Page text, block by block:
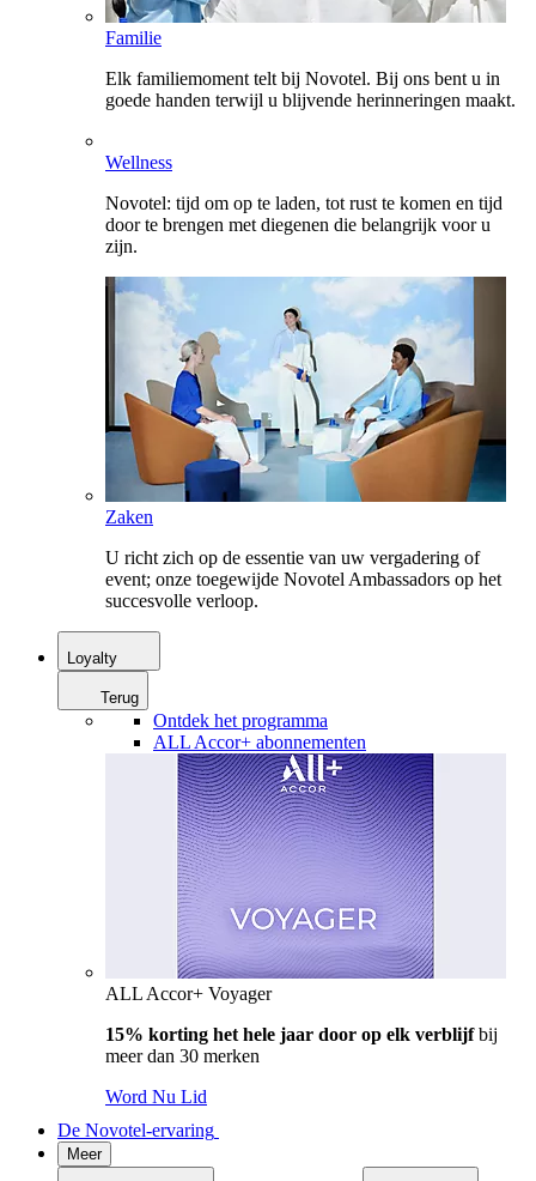
Familie
Elk familiemoment telt bij Novotel. Bij ons bent u in
goede handen terwijl u blijvende herinneringen maakt.
Wellness
Novotel: tijd om op te laden, tot rust te komen en tijd
door te brengen met diegenen die belangrijk voor u
zijn.
Zaken
U richt zich op de essentie van uw vergadering of
event; onze toegewijde Novotel Ambassadors op het
succesvolle verloop.
Loyalty
Terug
Ontdek het programma
ALL Accor+ abonnementen
ALL Accor+ Voyager
15% korting het hele jaar door op elk verblijfbij
meer dan 30 merken
Word Nu Lid
De Novotel-ervaring
Meer